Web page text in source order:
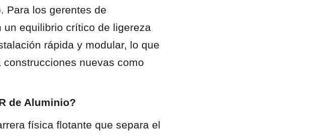
Para los gerentes de
equilibrio crítico de ligereza
rápida y modular, lo que
nuevas como
de Aluminio?
física flotante que separa el